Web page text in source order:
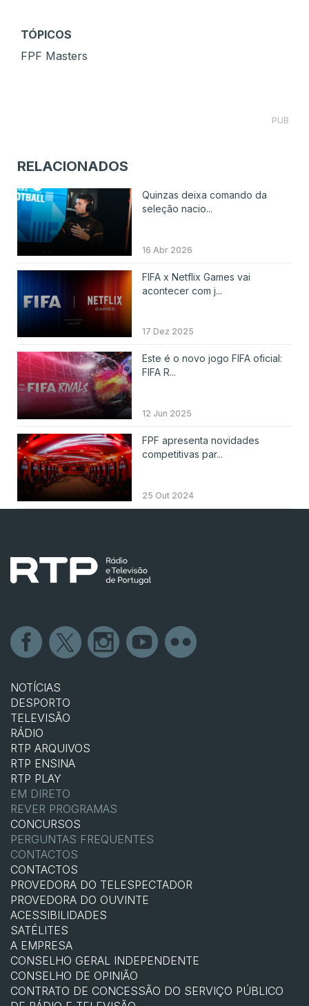
TÓPICOS
FPF Masters
PUB
RELACIONADOS
Quinzas deixa comando da
seleção nacio...
16 Abr 2026
FIFA x Netflix Games vai
acontecer com j...
17 Dez 2025
Este é o novo jogo FIFA oficial:
FIFA R...
12 Jun 2025
FPF apresenta novidades
competitivas par...
25 Out 2024
NOTÍCIAS
DESPORTO
TELEVISÃO
RÁDIO
RTP ARQUIVOS
RTP ENSINA
RTP PLAY
EM DIRETO
REVER PROGRAMAS
CONCURSOS
PERGUNTAS FREQUENTES
CONTACTOS
CONTACTOS
PROVEDORA DO TELESPECTADOR
PROVEDORA DO OUVINTE
ACESSIBILIDADES
SATÉLITES
A EMPRESA
CONSELHO GERAL INDEPENDENTE
CONSELHO DE OPINIÃO
CONTRATO DE CONCESSÃO DO SERVIÇO PÚBLICO